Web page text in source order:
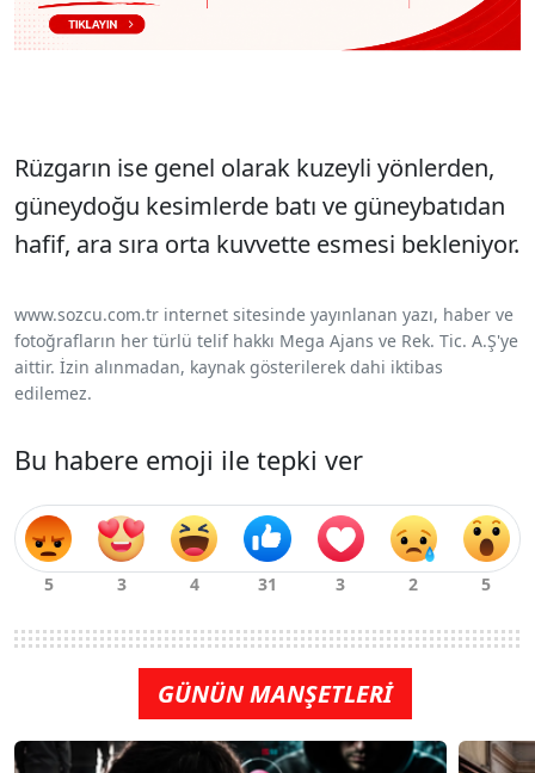
Rüzgarın ise genel olarak kuzeyli yönlerden,
güneydoğu kesimlerde batı ve güneybatıdan
hafif, ara sıra orta kuvvette esmesi bekleniyor.
www.sozcu.com.tr internet sitesinde yayınlanan yazı, haber ve
fotoğrafların her türlü telif hakkı Mega Ajans ve Rek. Tic. A.Ş'ye
aittir. İzin alınmadan, kaynak gösterilerek dahi iktibas
edilemez.
Bu habere emoji ile tepki ver
GÜNÜN MANŞETLERİ